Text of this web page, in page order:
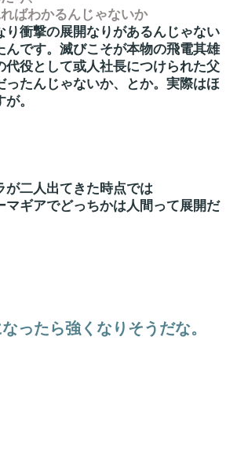
ばわかるんじゃないか
り衝撃の展開なりがあるんじゃない
んです。滅びこそが本物の飛電其雄
代役として或人社長につけられた父
ったんじゃないか、とか。実際はほ
。
が二人出てきた時点では
マギアでどっちかは人間って展開だ
ったら強くなりそうだな。